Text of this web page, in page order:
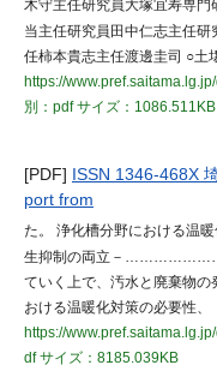
木守主任研究員大塚宜寿専
当主任研究員田中仁志主任研
任柿本貴志主任渡邊圭司 ○土
https://
別：pdfサイズ：1086.511KB
[PDF] ISSN 1346-468X
port from
た。 浄化槽分野における温
生抑制の両立－
ていく上で、汚水と廃棄物
おける温暖化対策の必要性、
https://
dfサイズ：8185.039KB